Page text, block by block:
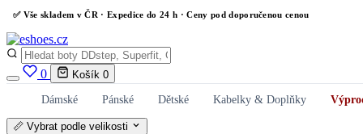
✅ Vše skladem v ČR · Expedice do 24 h · Ceny pod doporučenou cenou
0 Košík 0
Dámské Pánské Dětské Kabelky & Doplňky
📏 Vybrat podle velikosti